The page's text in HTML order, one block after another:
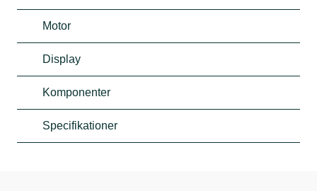
Motor
Display
Komponenter
Specifikationer